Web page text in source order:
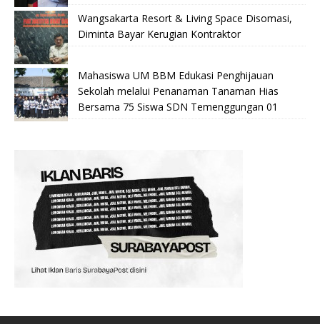
Wangsakarta Resort & Living Space Disomasi,
Diminta Bayar Kerugian Kontraktor
Mahasiswa UM BBM Edukasi Penghijauan
Sekolah melalui Penanaman Tanaman Hias
Bersama 75 Siswa SDN Temenggungan 01